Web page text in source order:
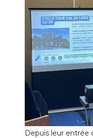
Depuis leur entrée